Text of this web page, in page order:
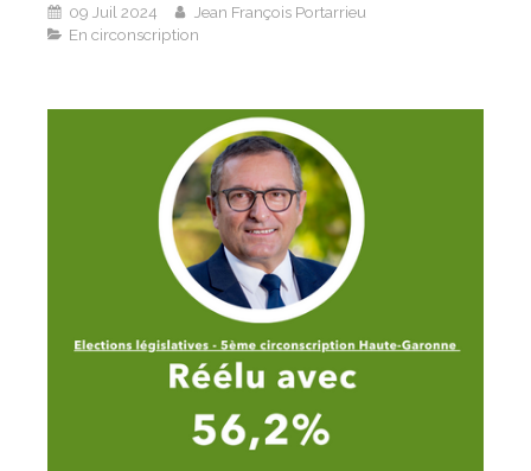
09 Juil 2024
Jean François Portarrieu
En circonscription